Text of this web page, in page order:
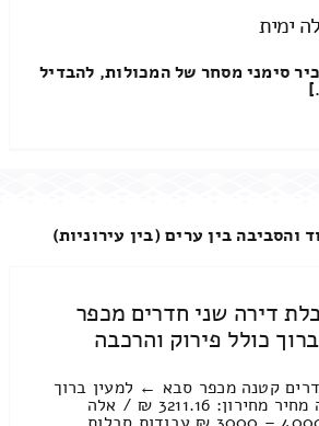
ימית
סימני מסחר של המכולות, להבדיל
והסביבה בין ערים (בין עירוניות)
דירה שני חדרים מכפר
כולל פירוק והרכבה
קטנה מכפר סבא ← למעין ברוך
כולל פירוק והרכבה מחיר מחירון: 3211.16 ₪ / אלה